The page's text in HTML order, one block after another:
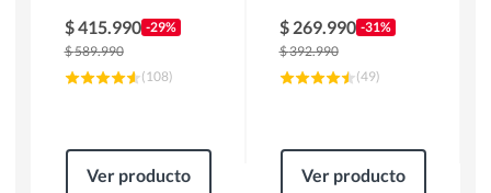
MAS430B
$415.990 -29%
$589.990
(108)
Ver producto
$ 269.990 -31%
$392.990
(49)
Ver producto